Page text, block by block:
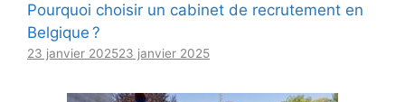
Pourquoi choisir un cabinet de recrutement en
Belgique ?
23 janvier 202523 janvier 2025